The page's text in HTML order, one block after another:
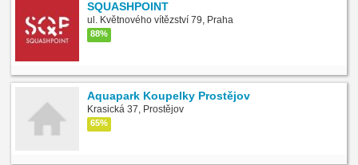
SQUASHPOINT
ul. Květnového vítězství 79, Praha
88%
Aquapark Koupelky Prostějov
Krasická 37, Prostějov
65%